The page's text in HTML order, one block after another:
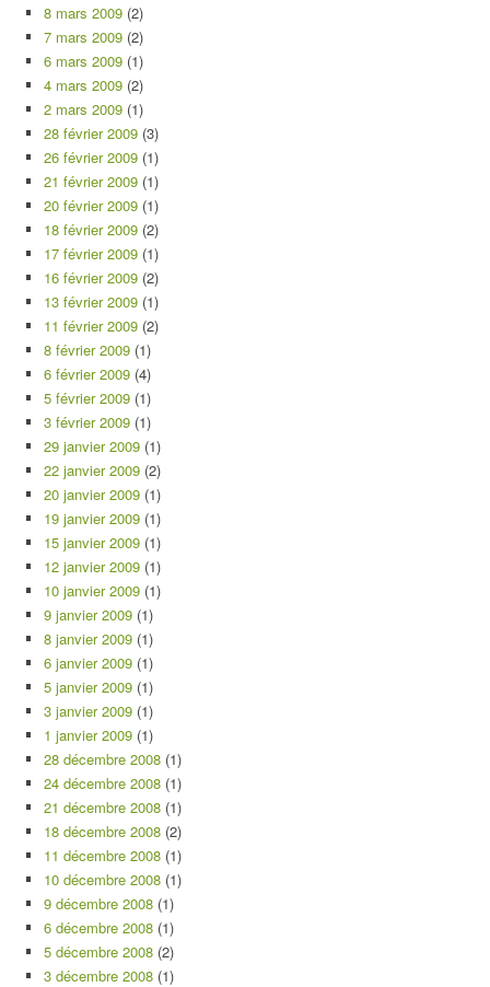
8 mars 2009 (2)
7 mars 2009 (2)
6 mars 2009 (1)
4 mars 2009 (2)
2 mars 2009 (1)
28 février 2009 (3)
26 février 2009 (1)
21 février 2009 (1)
20 février 2009 (1)
18 février 2009 (2)
17 février 2009 (1)
16 février 2009 (2)
13 février 2009 (1)
11 février 2009 (2)
8 février 2009 (1)
6 février 2009 (4)
5 février 2009 (1)
3 février 2009 (1)
29 janvier 2009 (1)
22 janvier 2009 (2)
20 janvier 2009 (1)
19 janvier 2009 (1)
15 janvier 2009 (1)
12 janvier 2009 (1)
10 janvier 2009 (1)
9 janvier 2009 (1)
8 janvier 2009 (1)
6 janvier 2009 (1)
5 janvier 2009 (1)
3 janvier 2009 (1)
1 janvier 2009 (1)
28 décembre 2008 (1)
24 décembre 2008 (1)
21 décembre 2008 (1)
18 décembre 2008 (2)
11 décembre 2008 (1)
10 décembre 2008 (1)
9 décembre 2008 (1)
6 décembre 2008 (1)
5 décembre 2008 (2)
3 décembre 2008 (1)